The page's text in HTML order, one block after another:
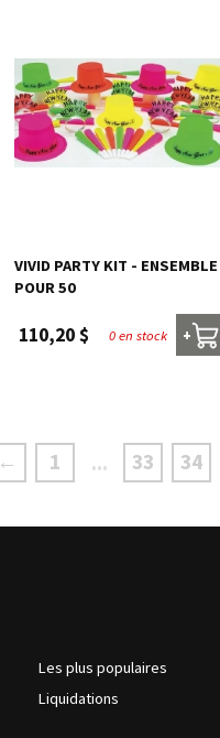
VIVID PARTY KIT - ENSEMBLE
POUR 50
110,20 $ 0 en stock +
← 1 ... 33 34
Les plus populaires
Liquidations